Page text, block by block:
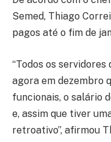
Semed, Thiago
pagos até o fim de
“Todos os
agora em dezembro
funcionais, o salário
e, assim que tiver
retroativo”, afirmou